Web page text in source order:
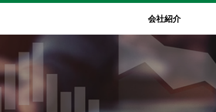
会社紹介
セプト 社会・環境
IR資料室 財務ハイライト